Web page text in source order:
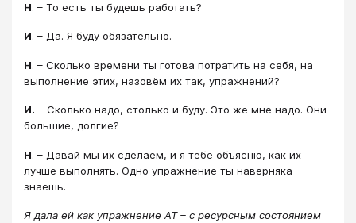
Н. – То есть ты будешь работать?
И. – Да. Я буду обязательно.
Н. – Сколько времени ты готова потратить на себя, на
выполнение этих, назовём их так, упражнений?
И. – Сколько надо, столько и буду. Это же мне надо. Они
большие, долгие?
Н. – Давай мы их сделаем, и я тебе объясню, как их
лучше выполнять. Одно упражнение ты наверняка
знаешь.
Я дала ей как упражнение АТ – с ресурсным состоянием